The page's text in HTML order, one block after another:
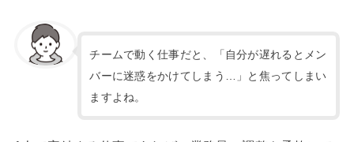
チームで動く仕事だと、「自分が遅れるとメン
バーに迷惑をかけてしまう…」と焦ってしまい
ますよね。